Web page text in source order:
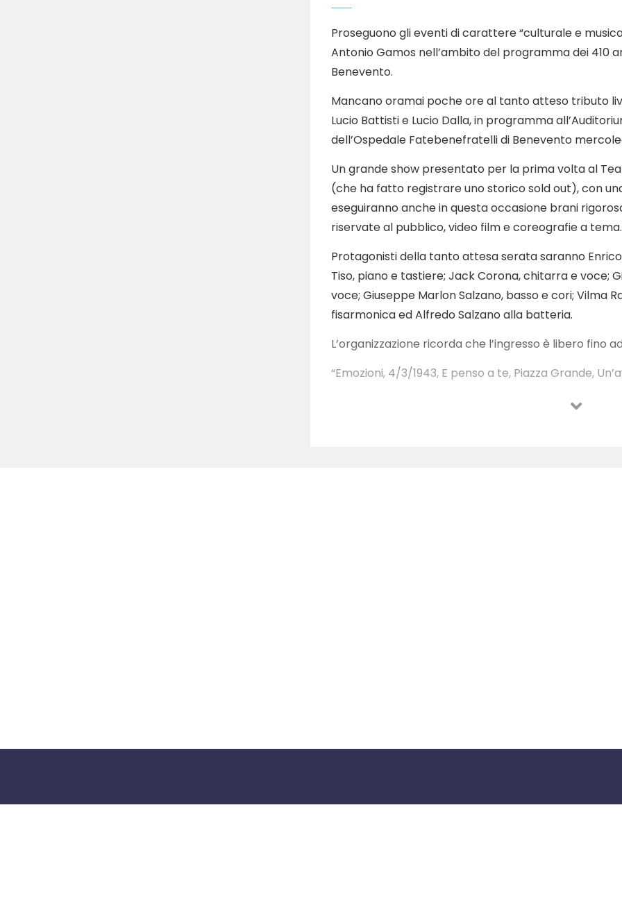
Proseguono gli eventi di carattere “culturale e
Antonio Gamos nell’ambito del programma dei 410
Benevento.
Mancano oramai poche ore al tanto atteso tributo
Lucio Battisti e Lucio Dalla, in programma
dell’Ospedale Fatebenefratelli di Benevento
Un grande show presentato per la prima volta al
(che ha fatto registrare uno storico sold out), con
eseguiranno anche in questa occasione brani
riservate al pubblico, video film e coreografie a tema.
Protagonisti della tanto attesa serata saranno
Tiso, piano e tastiere; Jack Corona, chitarra e voce;
voce; Giuseppe Marlon Salzano, basso e cori; Vilma
fisarmonica ed Alfredo Salzano alla batteria.
L’organizzazione ricorda che l’ingresso è libero fino
“Emozioni, 4/3/1943, E penso a te, Piazza Grande,
Attenti al lupo” e tanti altri brani che hanno fatto la